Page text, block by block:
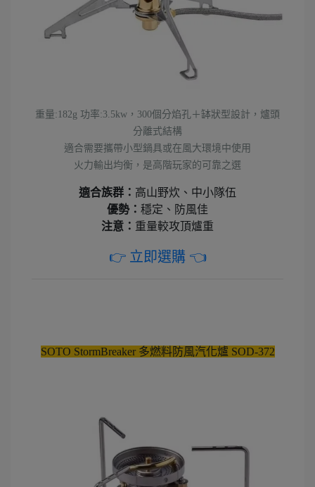
重量:182g 功率:3.5kw，300個分焰孔＋缽狀型設計，爐頭
分離式結構
適合需要攜帶小型鍋具或在風大環境中使用
火力輸出均衡，是高階玩家的可靠之選
適合族群： 高山野炊、中小隊伍
優勢： 穩定、防風佳
注意： 重量較攻頂爐重
👉 立即選購 👈
SOTO StormBreaker 多燃料防風汽化爐 SOD-372